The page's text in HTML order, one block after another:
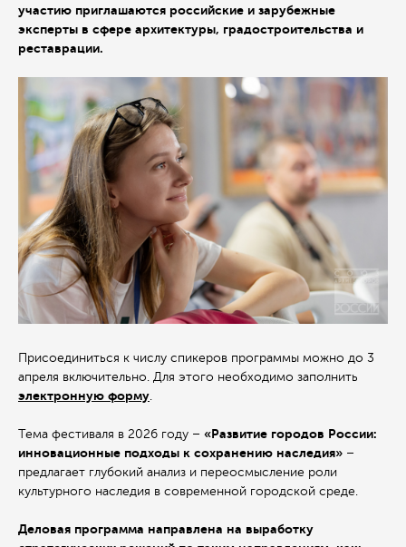
участию приглашаются российские и зарубежные
эксперты в сфере архитектуры, градостроительства и
реставрации.
Присоединиться к числу спикеров программы можно до 3
апреля включительно. Для этого необходимо заполнить
электронную форму.
Тема фестиваля в 2026 году – «Развитие городов России:
инновационные подходы к сохранению наследия» –
предлагает глубокий анализ и переосмысление роли
культурного наследия в современной городской среде.
Деловая программа направлена на выработку